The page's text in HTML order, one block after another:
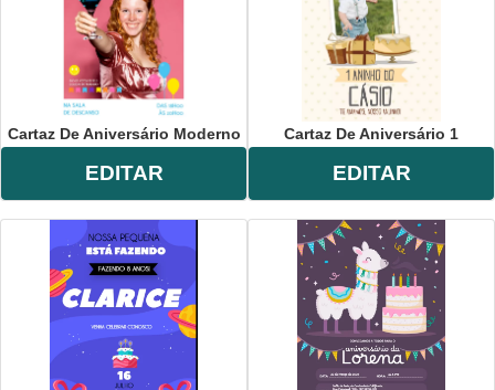
Cartaz De Aniversário Moderno
EDITAR
Cartaz De Aniversário 1
EDITAR